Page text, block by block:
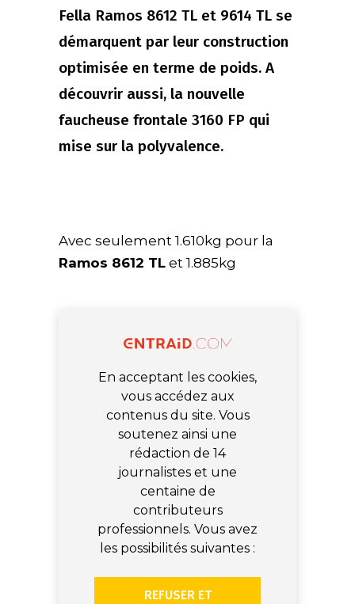
Fella Ramos 8612 TL et 9614 TL se
démarquent par leur construction
optimisée en terme de poids. A
découvrir aussi, la nouvelle
faucheuse frontale 3160 FP qui
mise sur la polyvalence.
Avec seulement 1.610kg pour la
Ramos 8612 TL et 1.885kg
En acceptant les cookies,
vous accédez aux
contenus du site. Vous
soutenez ainsi une
rédaction de 14
journalistes et une
centaine de
contributeurs
professionnels. Vous avez
les possibilités suivantes :
REFUSER ET